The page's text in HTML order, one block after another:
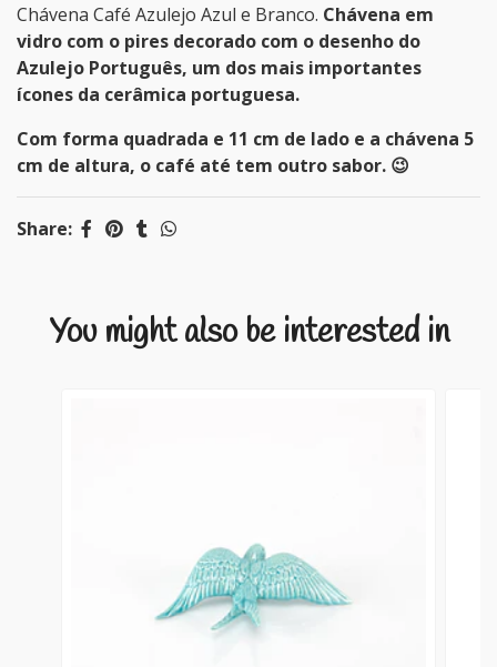
Chávena Café Azulejo Azul e Branco. Chávena em
vidro com o pires decorado com o desenho do
Azulejo Português, um dos mais importantes
ícones da cerâmica portuguesa.
Com forma quadrada e 11 cm de lado e a chávena 5
cm de altura, o café até tem outro sabor. 😉
Share:
You might also be interested in